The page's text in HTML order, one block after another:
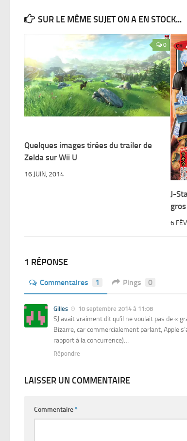
SUR LE MÊME SUJET ON A EN STOCK...
0
Quelques images tirées du trailer de
Zelda sur Wii U
16 JUIN, 2014
J-
6
1 RÉPONSE
Commentaires 1 Pings 0
Gilles 10 septembre 2014 à 11:08
SJ avait vraiment dit qu’il ne voulait pas de «
Bizarre, car commercialement parlant, Apple
rapport à la concurrence)…
Répondre
LAISSER UN COMMENTAIRE
Commentaire*